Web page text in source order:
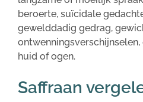
beroerte, suïcidale
gewelddadig gedrag,
huid of ogen.
Saffraan